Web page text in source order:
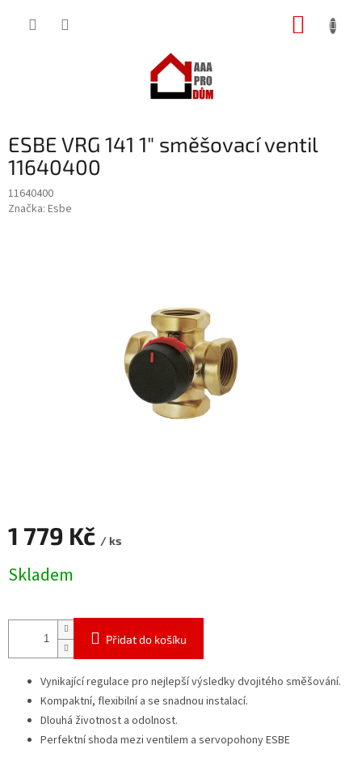
ESBE VRG 141 1" směšovací ventil
11640400
11640400
Značka: Esbe
1 779 Kč / ks
cena:
Skladem
Přidat do košíku
Vynikající regulace pro nejlepší výsledky dvojitého směšování.
Kompaktní, flexibilní a se snadnou instalací.
Dlouhá životnost a odolnost.
Perfektní shoda mezi ventilem a servopohony ESBE